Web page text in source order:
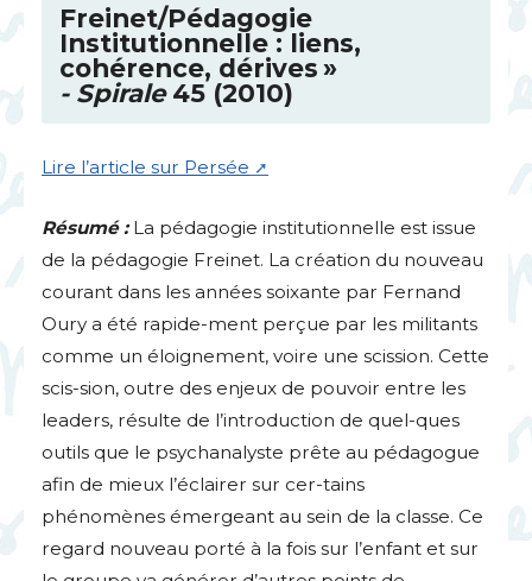
Freinet/Pédagogie
Institutionnelle : liens,
cohérence, dérives»
- Spirale45 (2010)
Lire l’article sur Persée
Résumé : La pédagogie institutionnelle est issue
de la pédagogie Freinet. La création du nouveau
courant dans les années soixante par Fernand
Oury a été rapide-ment perçue par les militants
comme un éloignement, voire une scission. Cette
scis-sion, outre des enjeux de pouvoir entre les
leaders, résulte de l’introduction de quel-ques
outils que le psychanalyste prête au pédagogue
afin de mieux l’éclairer sur cer-tains
phénomènes émergeant au sein de la classe. Ce
regard nouveau porté à la fois sur l’enfant et sur